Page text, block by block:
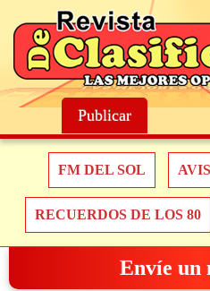
Publicar
FM DEL SOL
RECUERDOS DE LOS 80
Envíe un